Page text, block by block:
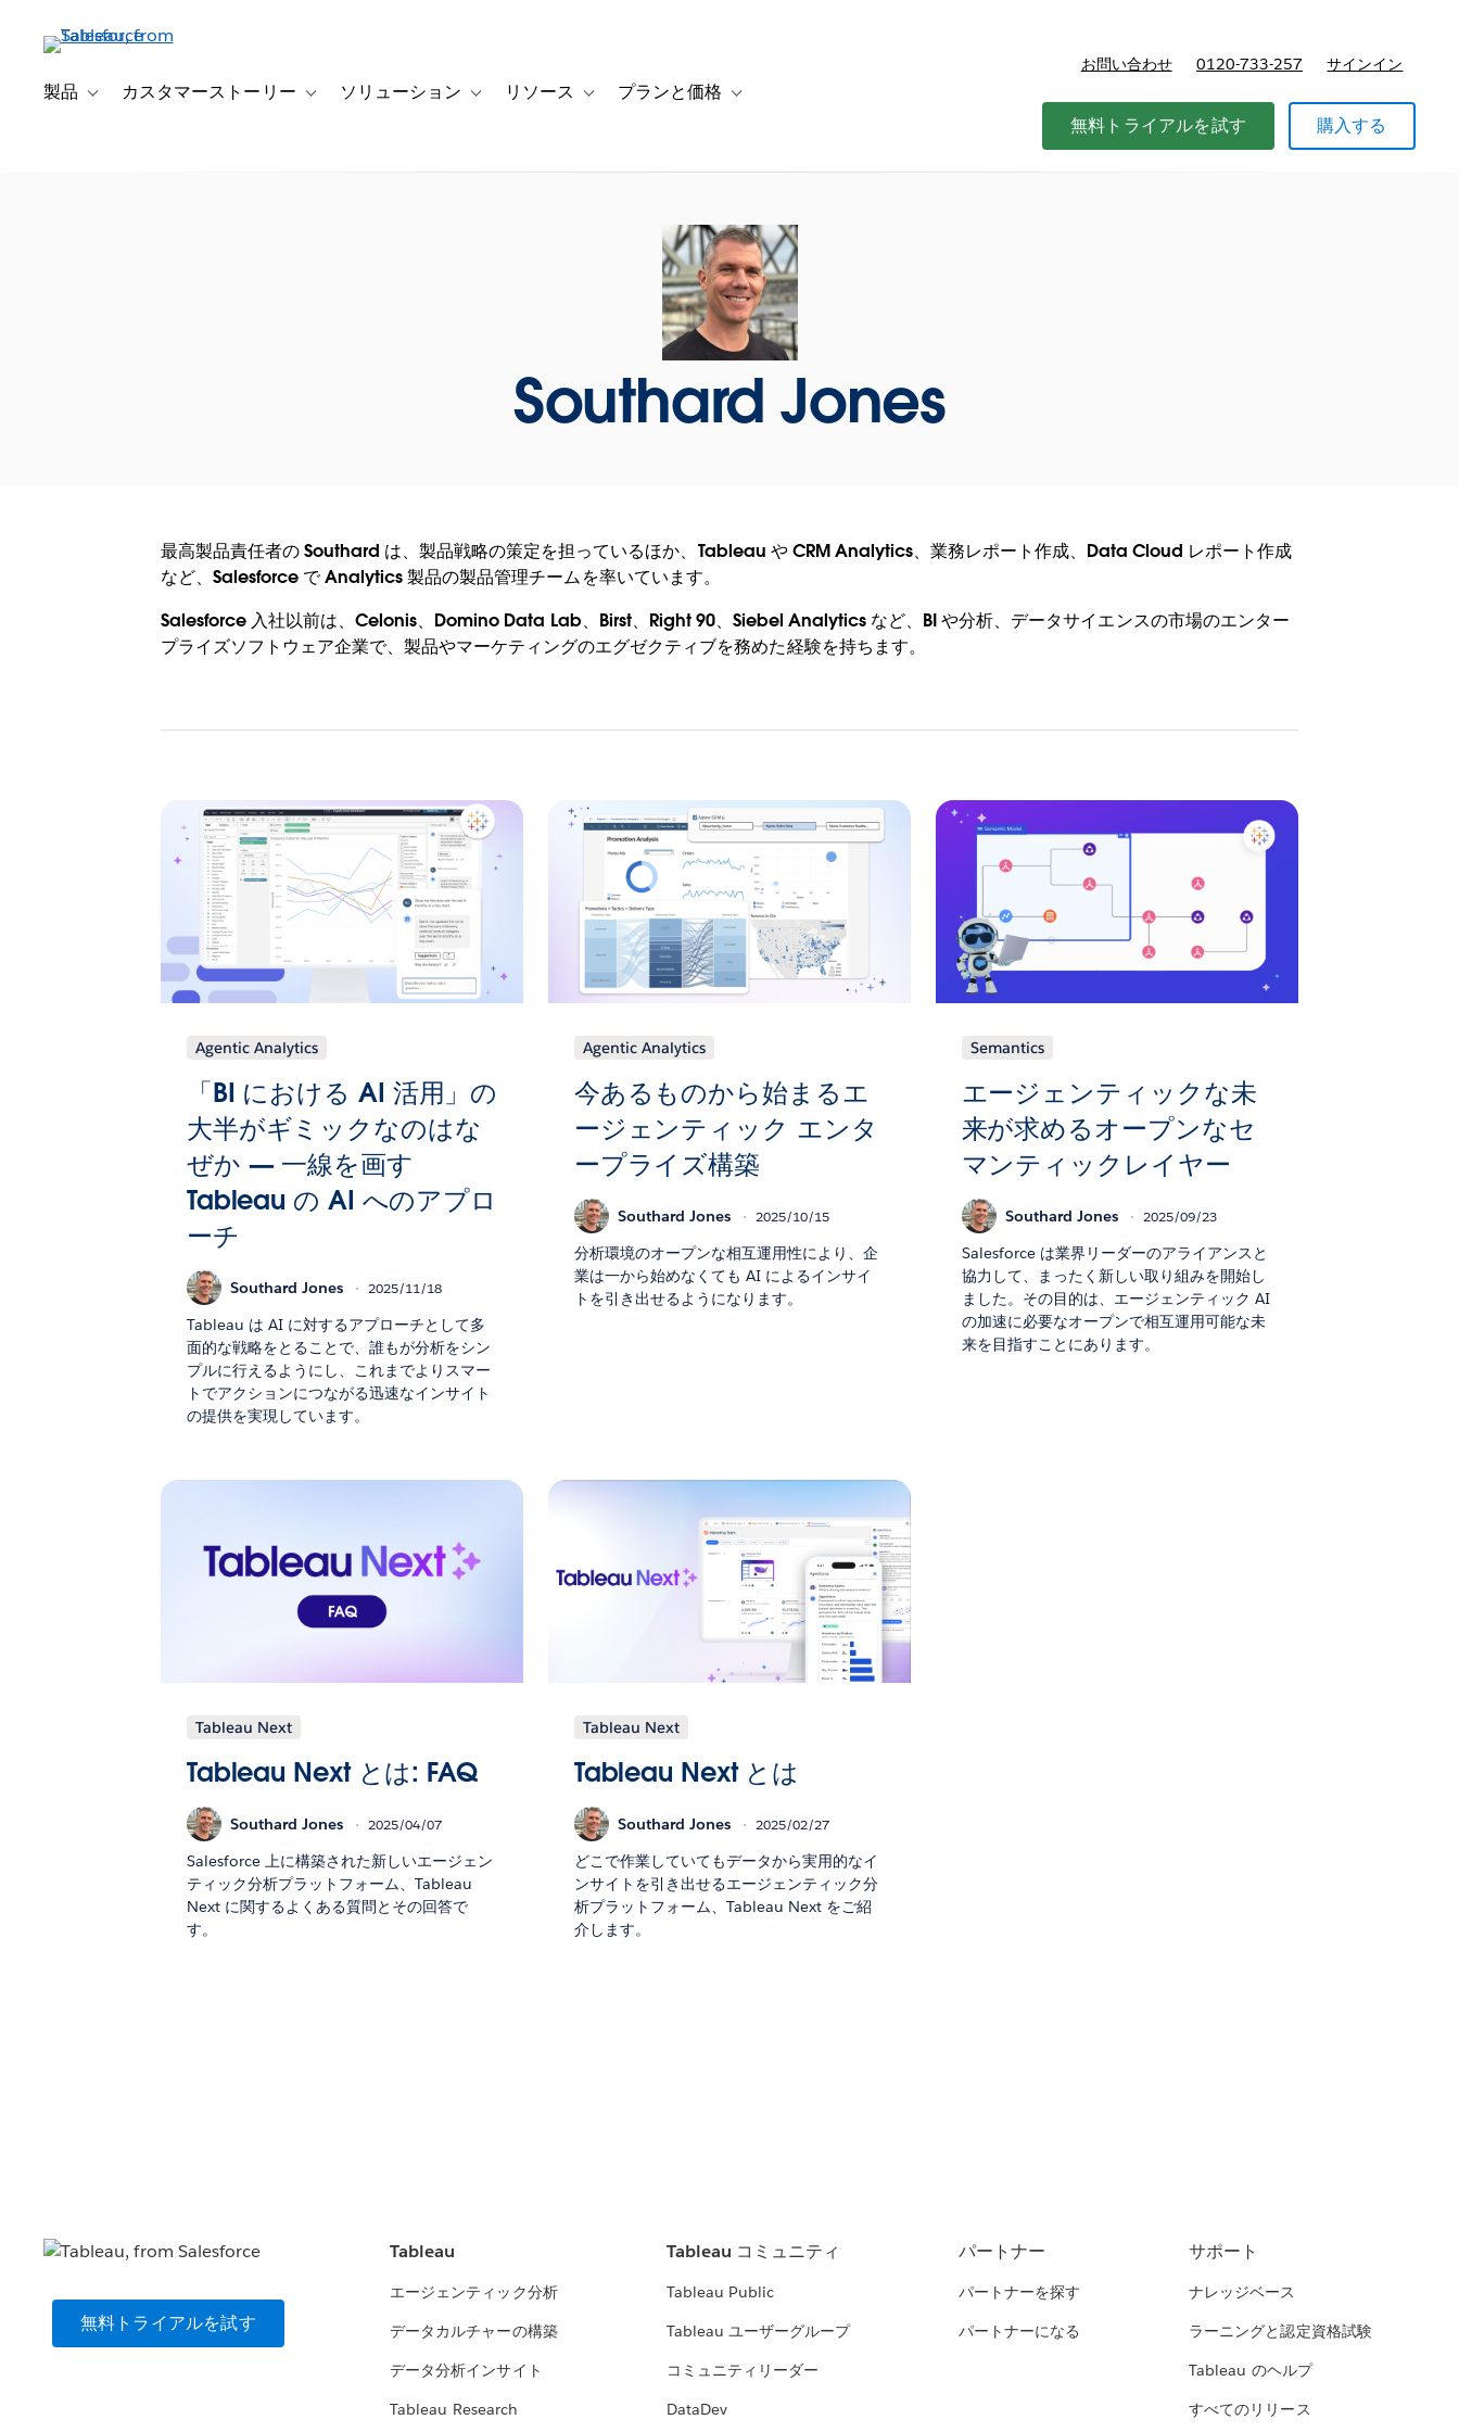
製品 Toggle sub-navigation for 製品
カスタマーストーリー Toggle sub-navigation for カスタマーストーリー
ソリューション Toggle sub-navigation for ソリューション
リソース Toggle sub-navigation for リソース
プランと価格 Toggle sub-navigation for プランと価格
お問い合わせ 0120-733-257 サインイン
無料トライアルを試す 購入する
Southard Jones
最高製品責任者の Southard は、製品戦略の策定を担っているほか、Tableau や CRM Analytics、業務レポート作成、Data Cloud レポート作成
など、Salesforce で Analytics 製品の製品管理チームを率いています。
Salesforce 入社以前は、Celonis、Domino Data Lab、Birst、Right 90、Siebel Analytics など、BI や分析、データサイエンスの市場のエンター
プライズソフトウェア企業で、製品やマーケティングのエグゼクティブを務めた経験を持ちます。
Agentic Analytics
「BI における AI 活用」の
大半がギミックなのはな
ぜか — 一線を画す
Tableau の AI へのアプロ
ーチ
Southard Jones 2025/11/18
Tableau は AI に対するアプローチとして多
面的な戦略をとることで、誰もが分析をシン
プルに行えるようにし、これまでよりスマー
トでアクションにつながる迅速なインサイト
の提供を実現しています。
Agentic Analytics
今あるものから始まるエ
ージェンティック エンタ
ープライズ構築
Southard Jones 2025/10/15
分析環境のオープンな相互運用性により、企
業は一から始めなくても AI によるインサイ
トを引き出せるようになります。
Semantics
エージェンティックな未
来が求めるオープンなセ
マンティックレイヤー
Southard Jones 2025/09/23
Salesforce は業界リーダーのアライアンスと
協力して、まったく新しい取り組みを開始し
ました。その目的は、エージェンティック AI
の加速に必要なオープンで相互運用可能な未
来を目指すことにあります。
Tableau Next
Tableau Next とは: FAQ
Southard Jones 2025/04/07
Salesforce 上に構築された新しいエージェン
ティック分析プラットフォーム、Tableau
Next に関するよくある質問とその回答で
す。
Tableau Next
Tableau Next とは
Southard Jones 2025/02/27
どこで作業していてもデータから実用的なイ
ンサイトを引き出せるエージェンティック分
析プラットフォーム、Tableau Next をご紹
介します。
無料トライアルを試す
Tableau
エージェンティック分析
データカルチャーの構築
データ分析インサイト
Tableau Research
Tableau コミュニティ
Tableau Public
Tableau ユーザーグループ
コミュニティリーダー
DataDev
パートナー
パートナーを探す
パートナーになる
サポート
ナレッジベース
ラーニングと認定資格試験
Tableau のヘルプ
すべてのリリース